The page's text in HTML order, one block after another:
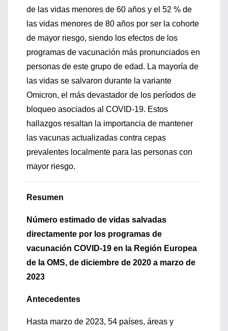
de las vidas menores de 60 años y el 52 % de
las vidas menores de 80 años por ser la cohorte
de mayor riesgo, siendo los efectos de los
programas de vacunación más pronunciados en
personas de este grupo de edad. La mayoría de
las vidas se salvaron durante la variante
Omicron, el más devastador de los períodos de
bloqueo asociados al COVID-19. Estos
hallazgos resaltan la importancia de mantener
las vacunas actualizadas contra cepas
prevalentes localmente para las personas con
mayor riesgo.
Resumen
Número estimado de vidas salvadas
directamente por los programas de
vacunación COVID-19 en la Región Europea
de la OMS, de diciembre de 2020 a marzo de
2023
Antecedentes
Hasta marzo de 2023, 54 países, áreas y